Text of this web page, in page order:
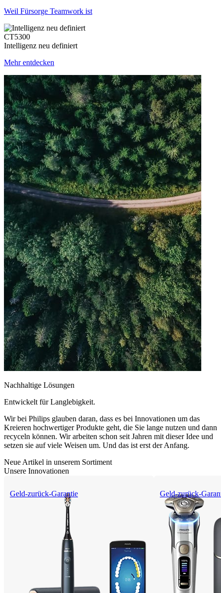
Weil Fürsorge Teamwork ist
CT5300
Intelligenz neu definiert
Mehr entdecken
Nachhaltige Lösungen
Entwickelt für Langlebigkeit.
Wir bei Philips glauben daran, dass es bei Innovationen um das
Kreieren hochwertiger Produkte geht, die Sie lange nutzen und dann
recyceln können. Wir arbeiten schon seit Jahren mit dieser Idee und
setzen sie auf viele Weisen um. Und das ist erst der Anfang.
Neue Artikel in unserem Sortiment
Unsere Innovationen
Geld-zurück-Garantie Geld-zurück-